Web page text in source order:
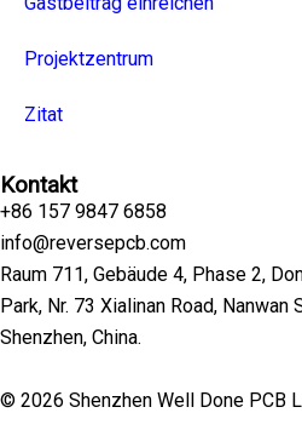
Projektzentrum
Zitat
Kontakt
+86 157 9847 6858
info@reversepcb.com
Raum 711, Gebäude 4, Phase 2,
Park, Nr. 73 Xialinan Road,
Shenzhen, China.
© 2026 Shenzhen Well Done PCB